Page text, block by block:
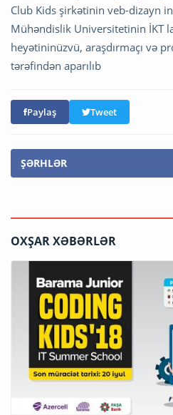
Club Kids şirkətinin veb-dizayn
Mühəndislik Universitetinin İKT
heyətininüzvü, araşdırmaçı və
tərəfindən aparılıb
Paylaş Tweet
ŞƏRHLƏR
OXŞAR XƏBƏRLƏR